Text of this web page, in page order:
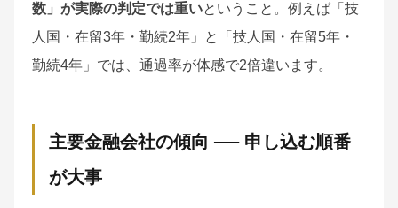
数」が実際の判定では重いということ。例えば「技
人国・在留3年・勤続2年」と「技人国・在留5年・
勤続4年」では、通過率が体感で2倍違います。
主要金融会社の傾向 ── 申し込む順番
が大事